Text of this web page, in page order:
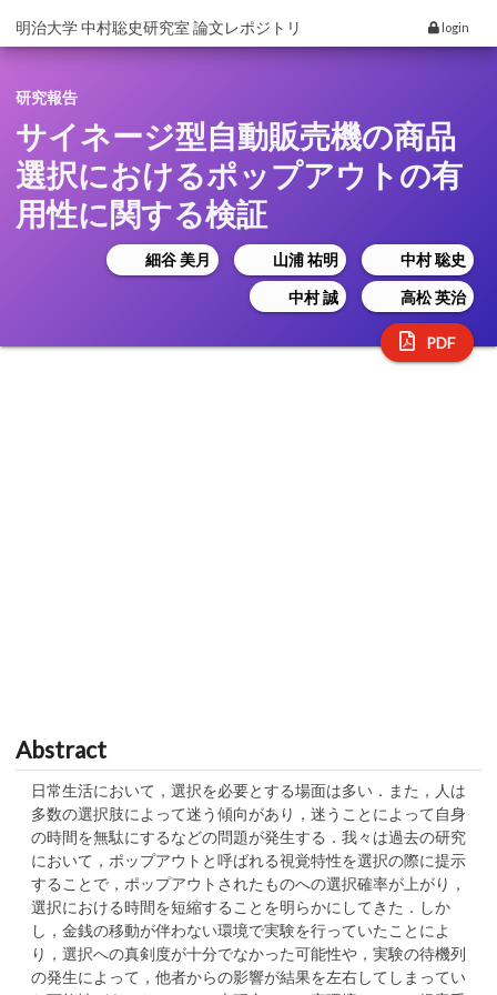
明治大学 中村聡史研究室 論文レポジトリ login
研究報告
サイネージ型自動販売機の商品
選択におけるポップアウトの有
用性に関する検証
細谷 美月 山浦 祐明
中村 聡史
中村 誠
高松 英治
PDF
Abstract
日常生活において，選択を必要とする場面は多い．また，人は
多数の選択肢によって迷う傾向があり，迷うことによって自身
の時間を無駄にするなどの問題が発生する．我々は過去の研究
において，ポップアウトと呼ばれる視覚特性を選択の際に提示
することで，ポップアウトされたものへの選択確率が上がり，
選択における時間を短縮することを明らかにしてきた．しか
し，金銭の移動が伴わない環境で実験を行っていたことによ
り，選択への真剣度が十分でなかった可能性や，実験の待機列
の発生によって，他者からの影響が結果を左右してしまってい